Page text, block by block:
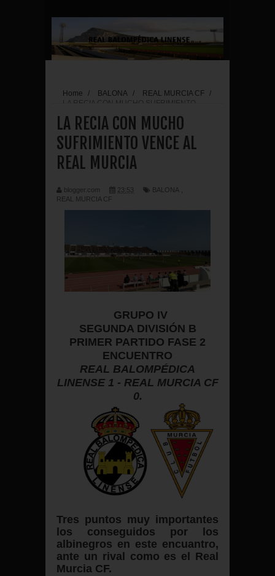
Home / BALONA / REAL MURCIA CF
/
LA RECIA CON MUCHO SUFRIMIENTO
LA RECIA CON MUCHO
SUFRIMIENTO VENCE AL
REAL MURCIA
blogger.com 23:53 BALONA
REAL MURCIA CF
GRUPO IV
SEGUNDA DIVISIÓN B
PRIMER PARTIDO FASE 2
ENCUENTRO
REAL BALOMPÉDICA
LINENSE 1 - REAL MURCIA CF
0.
Tres puntos muy importantes
los conseguidos por los
albinegros en este encuantro,
ante un rival como es el Real
Murcia CF.